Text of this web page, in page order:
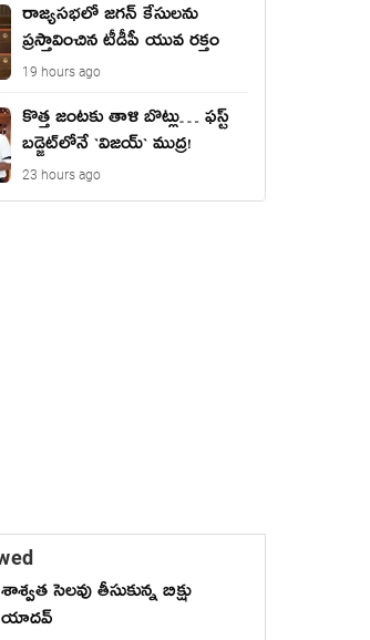
రాజ్యసభలో జగన్ కేసులను
ప్రస్తావించిన టీడీపీ యువ రక్తం
19 hours ago
కొత్త జంట‌కు తాళి బొట్లు… ఫ‌స్ట్
బ‌డ్జెట్‌లోనే `విజ‌య్` ముద్ర‌!
23 hours ago
శాశ్వత సెలవు తీసుకున్న బిక్షు
యాదవ్